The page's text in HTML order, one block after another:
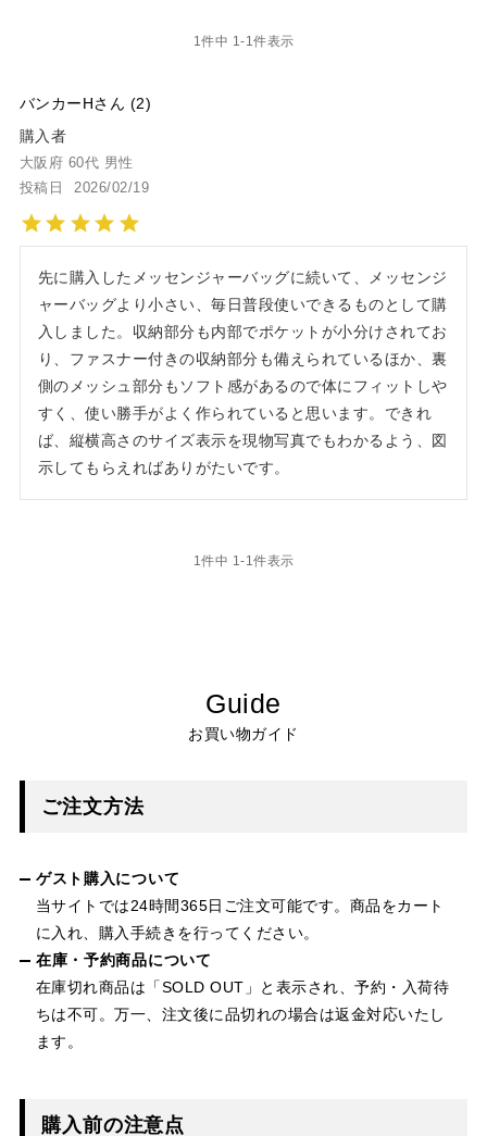
1件中 1-1件表示
バンカーH
2
購入者
大阪府 60代 男性
投稿日
2026/02/19
先に購入したメッセンジャーバッグに続いて、メッセンジ
ャーバッグより小さい、毎日普段使いできるものとして購
入しました。収納部分も内部でポケットが小分けされてお
り、ファスナー付きの収納部分も備えられているほか、裏
側のメッシュ部分もソフト感があるので体にフィットしや
すく、使い勝手がよく作られていると思います。できれ
ば、縦横高さのサイズ表示を現物写真でもわかるよう、図
示してもらえればありがたいです。
1件中 1-1件表示
Guide
お買い物ガイド
ご注文方法
ゲスト購入について
当サイトでは24時間365日ご注文可能です。商品をカート
に入れ、購入手続きを行ってください。
在庫・予約商品について
在庫切れ商品は「SOLD OUT」と表示され、予約・入荷待
ちは不可。万一、注文後に品切れの場合は返金対応いたし
ます。
購入前の注意点